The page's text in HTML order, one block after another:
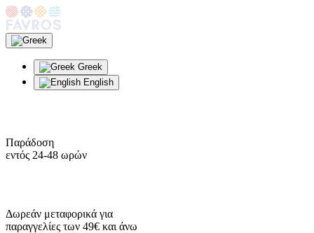
Greek
English
Παράδοση
εντός 24-48 ωρών
Δωρεάν μεταφορικά για
παραγγελίες των 49€ και άνω